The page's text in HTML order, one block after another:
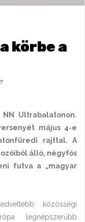
körbe a
NN Ultrabalatonon.
május 4-e
rajttal. A
álló, négyfős
futva a „magyar
közösségi
legnépszerűbb